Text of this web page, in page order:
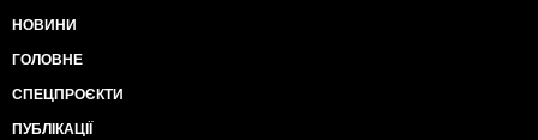
НОВИНИ
ГОЛОВНЕ
СПЕЦПРОЄКТИ
ПУБЛІКАЦІЇ